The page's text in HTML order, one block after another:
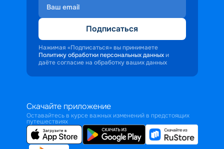
Подписаться
Нажимая «Подписаться» вы принимаете
Политику обработки персональных данных и
даёте согласие на обработку ваших данных
Скачайте приложение
Оставайтесь в курсе важных изменений в предстоящих
путешествиях